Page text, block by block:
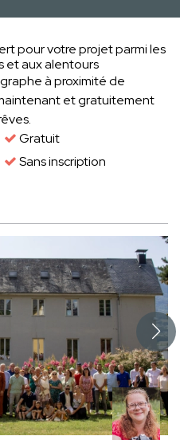
pour votre projet parmi les
et aux alentours
à proximité de
et gratuitement
Gratuit
Sans inscription